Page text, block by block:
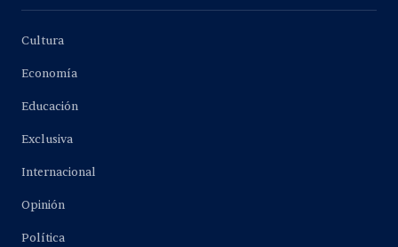
Cultura
Economía
Educación
Exclusiva
Internacional
Opinión
Política